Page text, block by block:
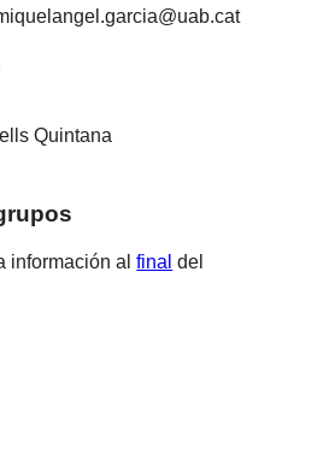
Quintana
información alfinal del